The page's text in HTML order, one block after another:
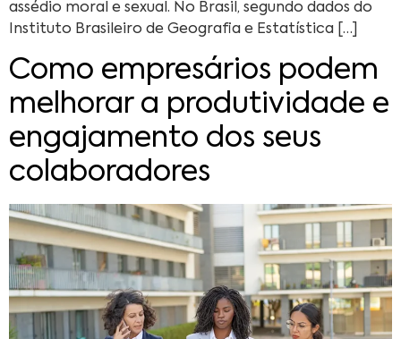
assédio moral e sexual. No Brasil, segundo dados do
Instituto Brasileiro de Geografia e Estatística […]
Como empresários podem
melhorar a produtividade e
engajamento dos seus
colaboradores